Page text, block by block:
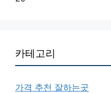
카테고리
가격 추천 잘하는곳